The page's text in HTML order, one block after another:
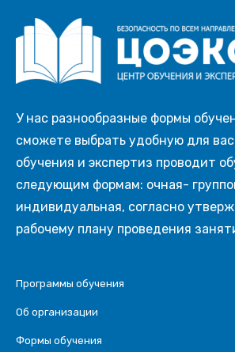
У нас разнообразные формы
сможете выбрать удобную для
обучения и экспертиз проводит
следующим формам: очная-
индивидуальная, согласно
рабочему плану проведения
Программы обучения
Об организации
Формы обучения